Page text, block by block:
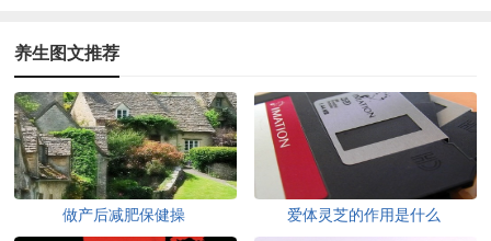
养生图文推荐
做产后减肥保健操 爱体灵芝的作用是什么